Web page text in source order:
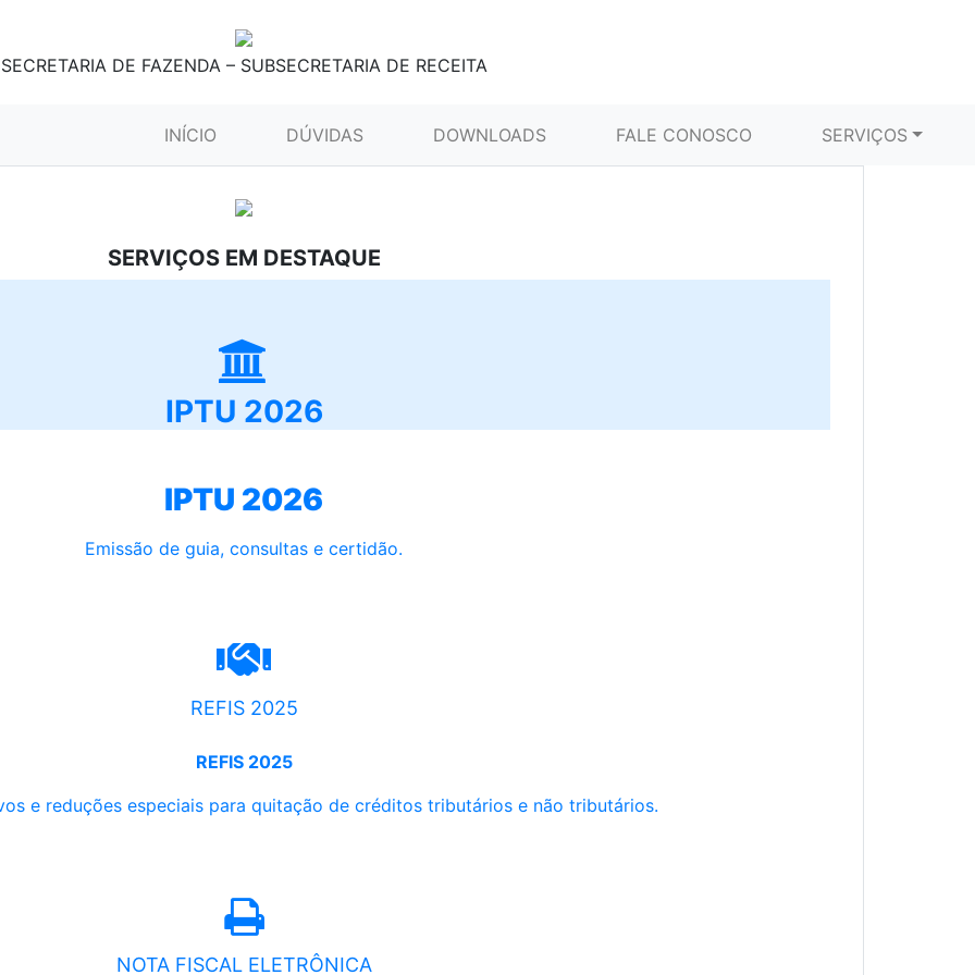
SECRETARIA DE FAZENDA – SUBSECRETARIA DE RECEITA
INÍCIO (CURRENT)DÚVIDAS DOWNLOADS FALE CONOSCO SERVIÇOS
SERVIÇOS EM DESTAQUE
IPTU 2026
IPTU 2026
Emissão de guia, consultas e certidão.
REFIS 2025
REFIS 2025
e reduções especiais para quitação de créditos tributários e não tributários.
NOTA FISCAL ELETRÔNICA